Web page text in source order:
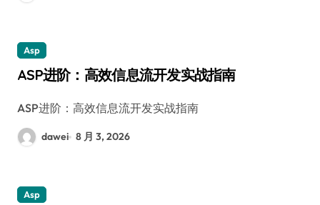
Asp
ASP进阶：高效信息流开发实战指南
ASP进阶：高效信息流开发实战指南
dawei 8 月 3, 2026
Asp